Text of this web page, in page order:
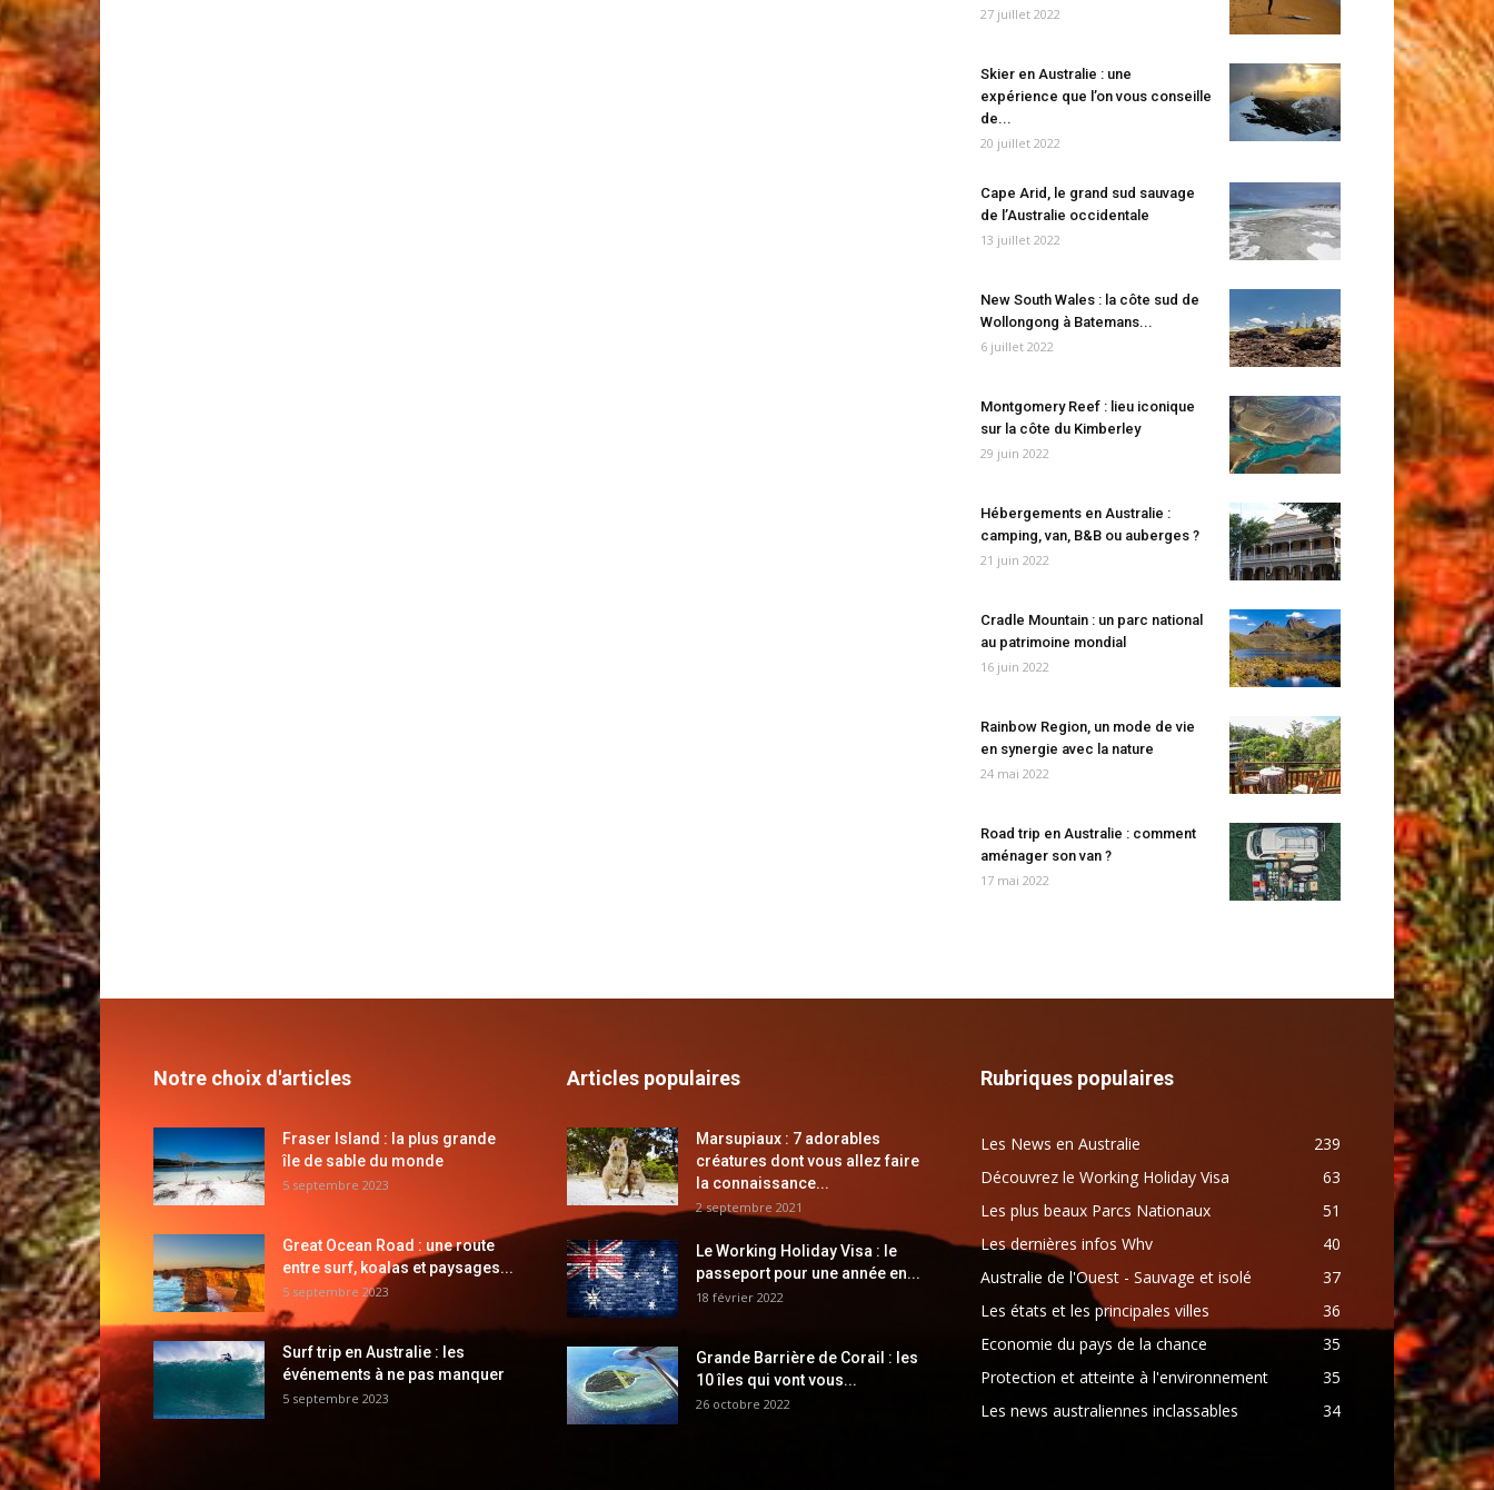
27 juillet 2022
Skier en Australie : une
expérience que l’on vous conseille
de...
20 juillet 2022
Cape Arid, le grand sud sauvage
de l’Australie occidentale
13 juillet 2022
New South Wales : la côte sud de
Wollongong à Batemans...
6 juillet 2022
Montgomery Reef : lieu iconique
sur la côte du Kimberley
29 juin 2022
Hébergements en Australie :
camping, van, B&B ou auberges ?
21 juin 2022
Cradle Mountain : un parc national
au patrimoine mondial
16 juin 2022
Rainbow Region, un mode de vie
en synergie avec la nature
24 mai 2022
Road trip en Australie : comment
aménager son van ?
17 mai 2022
Notre choix d'articles
Fraser Island : la plus grande
île de sable du monde
5 septembre 2023
Great Ocean Road : une route
entre surf, koalas et paysages...
5 septembre 2023
Surf trip en Australie : les
événements à ne pas manquer
5 septembre 2023
Articles populaires
Marsupiaux : 7 adorables
créatures dont vous allez faire
la connaissance...
2 septembre 2021
Le Working Holiday Visa : le
passeport pour une année en...
18 février 2022
Grande Barrière de Corail : les
10 îles qui vont vous...
26 octobre 2022
Rubriques populaires
Les News en Australie
239
Découvrez le Working Holiday Visa
63
Les plus beaux Parcs Nationaux
51
Les dernières infos Whv
40
Australie de l'Ouest - Sauvage et isolé
37
Les états et les principales villes
36
Economie du pays de la chance
35
Protection et atteinte à l'environnement
35
Les news australiennes inclassables
34